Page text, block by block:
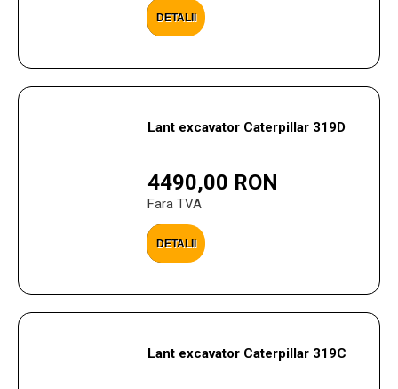
DETALII
Lant excavator Caterpillar 319D
4490,00 RON
Fara TVA
DETALII
Lant excavator Caterpillar 319C